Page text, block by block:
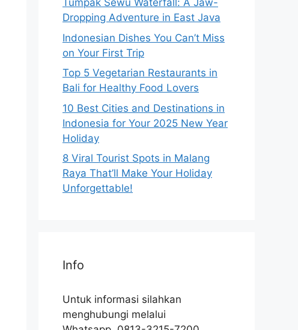
Tumpak Sewu Waterfall: A Jaw-
Dropping Adventure in East Java
Indonesian Dishes You Can’t Miss
on Your First Trip
Top 5 Vegetarian Restaurants in
Bali for Healthy Food Lovers
10 Best Cities and Destinations in
Indonesia for Your 2025 New Year
Holiday
8 Viral Tourist Spots in Malang
Raya That’ll Make Your Holiday
Unforgettable!
Info
Untuk informasi silahkan
menghubungi melalui